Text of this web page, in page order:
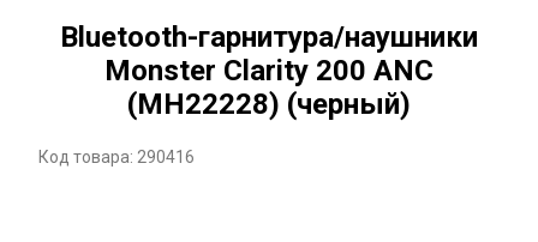
Bluetooth-гарнитура/наушники
Monster Clarity 200 ANC
(MH22228) (черный)
Код товара: 290416